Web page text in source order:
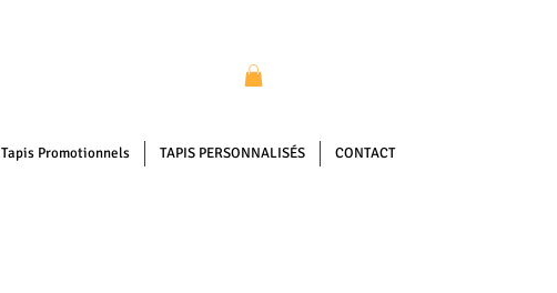
Tapis Promotionnels TAPIS PERSONNALISÉS CONTACT